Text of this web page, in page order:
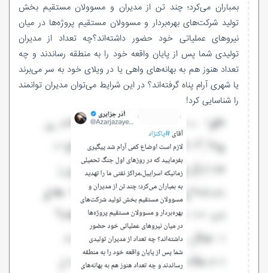
بمباران می‌کرد؛ چند تن از مدیران و مسوولان مستقیم بخش
تولید شرکت‌های بهره‌بردار و مسوولان مستقیم پروژه‌ها در میان
نیروهای عملیاتی خود حضور داشته‌اند؟چه تعداد از مدیران
تولیدی شما پس از پایان واقعه خود را به منطقه رساندند و چه
تعداد هنوز هم به بهانه‌های واهی یا در ویلای خود به سر می‌برند
یا شهری آرام پناه گرفته‌اند؟ در این شرایط می‌توان مدیران توانمند
را شناسایی کرد!